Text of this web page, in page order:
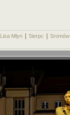
Lisa Młyn Sierpc Sromów